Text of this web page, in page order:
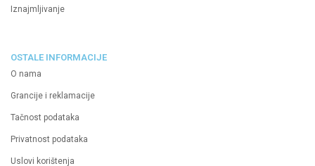
Iznajmljivanje
OSTALE INFORMACIJE
O nama
Grancije i reklamacije
Tačnost podataka
Privatnost podataka
Uslovi korištenja